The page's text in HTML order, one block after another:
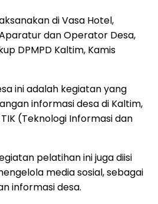
di Vasa Hotel,
dan Operator Desa,
DPMPD Kaltim, Kamis
ini adalah kegiatan yang
informasi desa di Kaltim,
(Teknologi Informasi dan
pelatihan ini juga diisi
media sosial, sebagai
informasi desa.